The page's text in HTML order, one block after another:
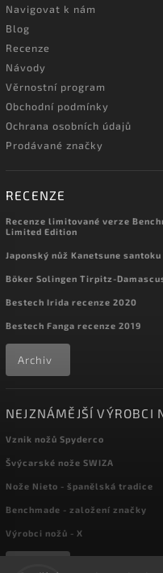
Navigovat k nám
Blog
Recenze
Návody
Věrnostní program
Obchodní podmínky
Ochrana osobních údajů
Prodávané značky
RECENZE
Recenze limitované verze
Limited Edition
Japonský nůž Kanetsune
Böker Solingen Tirpitz-
Bestech Irida recenze 2020
Bestech Fanga recenze 2019
Archiv
NEJZNÁMĚJŠÍ VÝROBCI
Vznik nožů Spyderco
Švýcarské nože SWIZA
Nože Nieto - španělská tradice
Benchmade - založení značky
Výrobci nožů - X